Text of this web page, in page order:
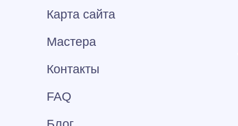
Карта сайта
Мастера
Контакты
FAQ